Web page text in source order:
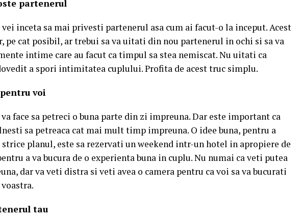
partenerul
inceta sa mai privesti partenerul asa cum ai facut-o la inceput. Acest
pe cat posibil, ar trebui sa va uitati din nou partenerul in ochi si sa va
intime care au facut ca timpul sa stea nemiscat. Nu uitati ca
a spori intimitatea cuplului. Profita de acest truc simplu.
voi
face sa petreci o buna parte din zi impreuna. Dar este important ca
sa petreaca cat mai mult timp impreuna. O idee buna, pentru a
planul, este sa rezervati un weekend intr-un hotel in apropiere de
a va bucura de o experienta buna in cuplu. Nu numai ca veti putea
dar va veti distra si veti avea o camera pentru ca voi sa va bucurati
tau